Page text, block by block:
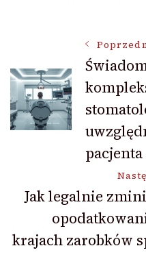
Nawigacja
wpisu
pacjenta
Jak legalnie
krajach zarobków